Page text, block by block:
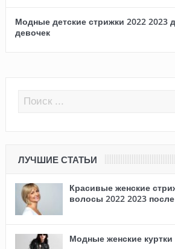
Модные детские стрижки 2022 2023
девочек
ЛУЧШИЕ СТАТЬИ
Красивые женские
волосы 2022 2023
Модные женские куртки